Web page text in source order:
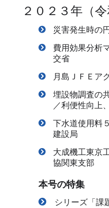
２０２３年（
災害発生時の
費用効果分析
交省
月島ＪＦＥア
埋設物調査の
／利便性向上
下水道使用料
建設局
大成機工東京
協関東支部
本号の特集
シリーズ「課